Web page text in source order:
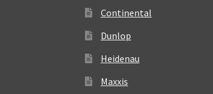
Continental
Dunlop
Heidenau
Maxxis